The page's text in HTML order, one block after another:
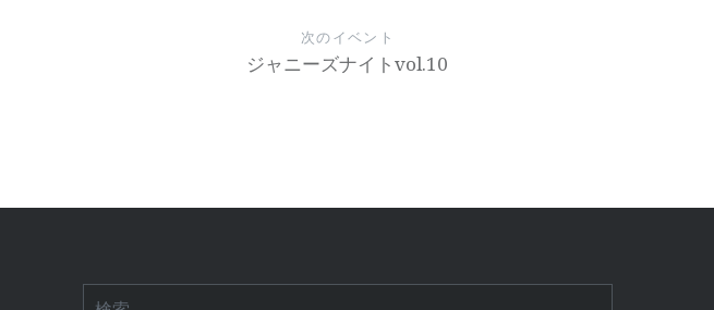
次のイベント
ジャニーズナイトvol.10